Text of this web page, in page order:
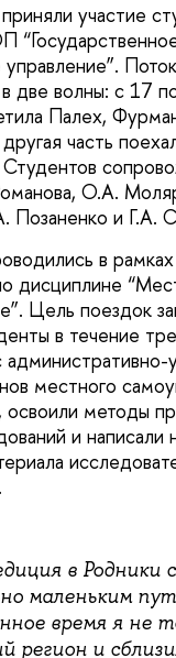
участие
две волны: с 17
Палех,
часть
О.А.
Позаненко и Г.А.
в
дисциплине
Цель поездок
в течение
административно-
местного
освоили методы
и написали
в Родники
маленьким
время я не
регион и